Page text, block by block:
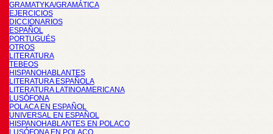
GRAMATYKA/GRAMÁTICA
EJERCICIOS
DICCIONARIOS
ESPAÑOL
PORTUGUÉS
OTROS
LITERATURA
TEBEOS
HISPANOHABLANTES
LITERATURA ESPAÑOLA
LITERATURA LATINOAMERICANA
LUSÓFONA
POLACA EN ESPAÑOL
UNIVERSAL EN ESPAÑOL
HISPANOHABLANTES EN POLACO
LUSÓFONA EN POLACO